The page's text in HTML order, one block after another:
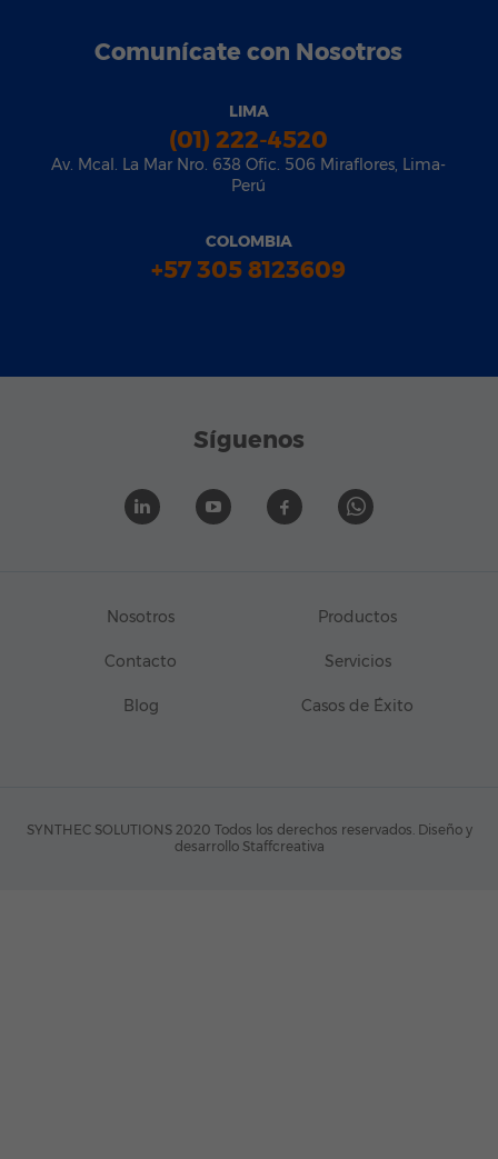
Comunícate con Nosotros
LIMA
(01) 222-4520
Av. Mcal. La Mar Nro. 638 Ofic. 506 Miraflores, Lima-
Perú
COLOMBIA
+57 305 8123609
Síguenos
Nosotros Productos
Contacto Servicios
Blog Casos de Éxito
SYNTHEC SOLUTIONS 2020 Todos los derechos reservados. Diseño y
desarrollo Staffcreativa